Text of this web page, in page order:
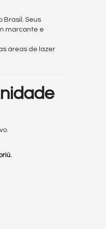
Brasil. Seus
marcante e
áreas de lazer